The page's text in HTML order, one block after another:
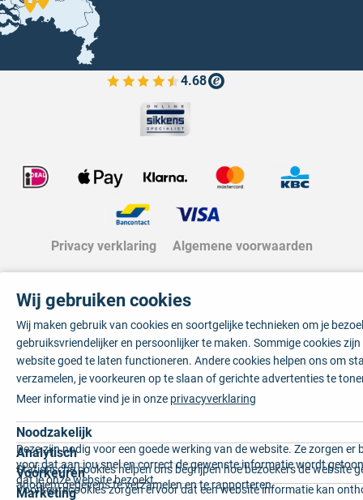
4.68
Bekijk de verfplaza beoordelingen
Privacy verklaring Algemene voorwaarden
Wij gebruiken cookies
Wij maken gebruik van cookies en soortgelijke technieken om je
gebruiksvriendelijker en persoonlijker te maken. Sommige cookies
website goed te laten functioneren. Andere cookies helpen ons om
verzamelen, je voorkeuren op te slaan of gerichte advertenties te
Meer informatie vind je in onze privacyverklaring
Noodzakelijk
Deze zijn nodig voor een goede werking van de website. Ze zorgen er
voor dat aan jou snel en correct de gewenste informatie wordt
dat je onze website bezoekt.
Analytisch
Statistische cookies helpen ons begrijpen hoe bezoekers de website
anoniem gegevens te verzamelen en te rapporteren.
Voorkeuren
Voorkeurscookies zorgen ervoor dat een website informatie kan
Marketing